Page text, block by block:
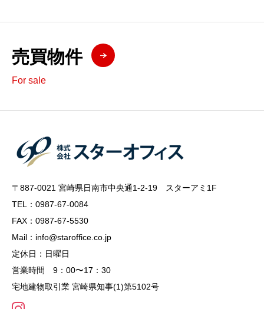
売買物件
For sale
〒887-0021 宮崎県日南市中央通1-2-19 スターアミ1F
TEL：0987-67-0084
FAX：0987-67-5530
Mail：info@staroffice.co.jp
定休日：日曜日
営業時間 9：00〜17：30
宅地建物取引業 宮崎県知事(1)第5102号